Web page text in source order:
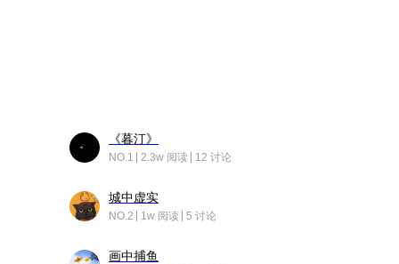
《暮汀》
NO.1 2.3w 阅读 12 讨论
城中虚实
NO.2 1w 阅读 5 讨论
画中捕鱼